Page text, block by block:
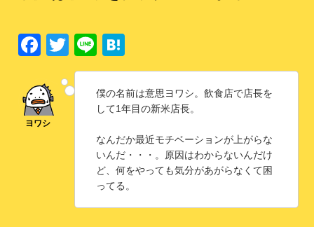
F
c
e
b
T
wi
tt
Li
n
e
at
e
n
a
僕の名前は意思ヨワシ。飲食店で店長を
して1年目の新米店長。
なんだか最近モチベーションが上がらな
いんだ・・・。原因はわからないんだけ
ど、何をやっても気分があがらなくて困
ってる。